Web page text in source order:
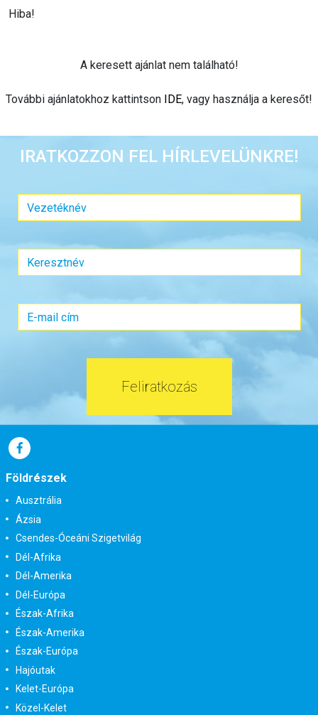
Hiba!
A keresett ajánlat nem található!
További ajánlatokhoz kattintson IDE, vagy használja a keresőt!
IRATKOZZON FEL HÍRLEVELÜNKRE!
Feliratkozás
Földrészek
Ausztrália
Ázsia
Csendes-Óceáni Szigetvilág
Dél-Afrika
Dél-Amerika
Dél-Európa
Észak-Afrika
Észak-Amerika
Észak-Európa
Hajóutak
Kelet-Európa
Közel-Kelet